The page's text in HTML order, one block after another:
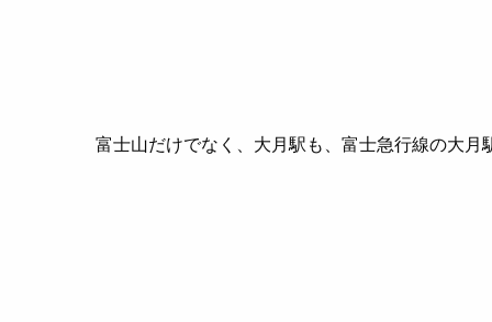
富士山だけでなく、大月駅も、富士急行線の大